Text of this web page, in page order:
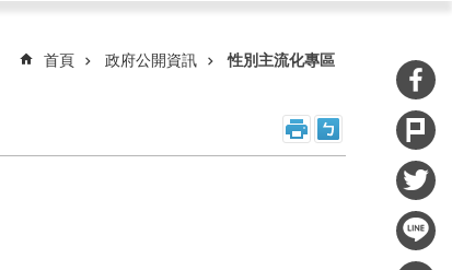
首頁 政府公開資訊 性別主流化專區